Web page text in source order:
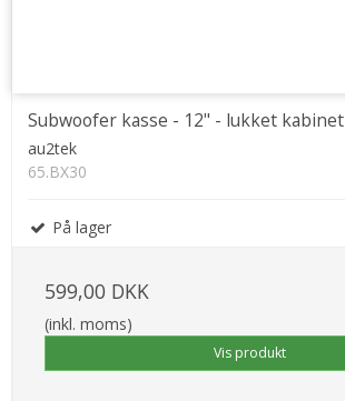
Subwoofer kasse - 12" - lukket kabinet
au2tek
65.BX30
På lager
599,00 DKK
(inkl. moms)
Vis produkt